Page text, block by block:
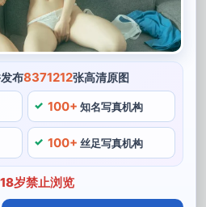
布8371212张高清原图
100+ 知名写真机构
100+ 丝足写真机构
岁禁止浏览
这些“校园日记”不仅仅只是文
力，表现出了作者独有的艺术风
并不为人知。
们也非常注重与粉丝的秋和柯
非常值得推荐。
盖了各种流行校园角色，光是
乐和愉悦，秋和柯基在其官方微